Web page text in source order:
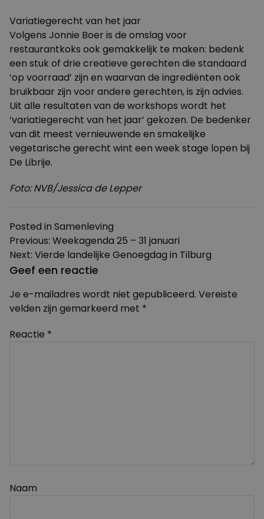
Variatiegerecht van het jaar
Volgens Jonnie Boer is de omslag voor
restaurantkoks ook gemakkelijk te maken: bedenk
een stuk of drie creatieve gerechten die standaard
‘op voorraad’ zijn en waarvan de ingrediënten ook
bruikbaar zijn voor andere gerechten, is zijn advies.
Uit alle resultaten van de workshops wordt het
‘variatiegerecht van het jaar’ gekozen. De bedenker
van dit meest vernieuwende en smakelijke
vegetarische gerecht wint een week stage lopen bij
De Librije.
Foto: NVB/Jessica de Lepper
Posted in Samenleving
Bericht
navigatie
Previous: Weekagenda 25 – 31 januari
Next: Vierde landelijke Genoegdag in Tilburg
Geef een reactie
Je e-mailadres wordt niet gepubliceerd. Vereiste
velden zijn gemarkeerd met *
Reactie *
Naam